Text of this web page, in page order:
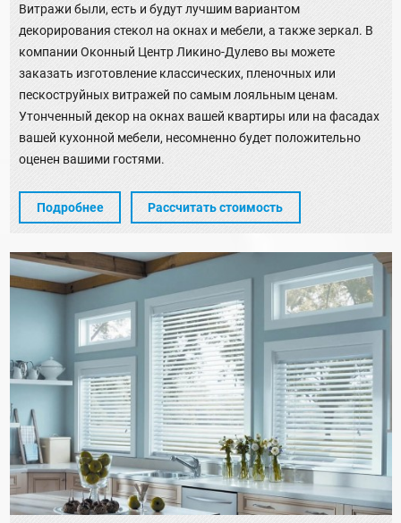
Витражи были, есть и будут лучшим вариантом
декорирования стекол на окнах и мебели, а также зеркал. В
компании Оконный Центр Ликино-Дулево вы можете
заказать изготовление классических, пленочных или
пескоструйных витражей по самым лояльным ценам.
Утонченный декор на окнах вашей квартиры или на фасадах
вашей кухонной мебели, несомненно будет положительно
оценен вашими гостями.
Подробнее Рассчитать стоимость